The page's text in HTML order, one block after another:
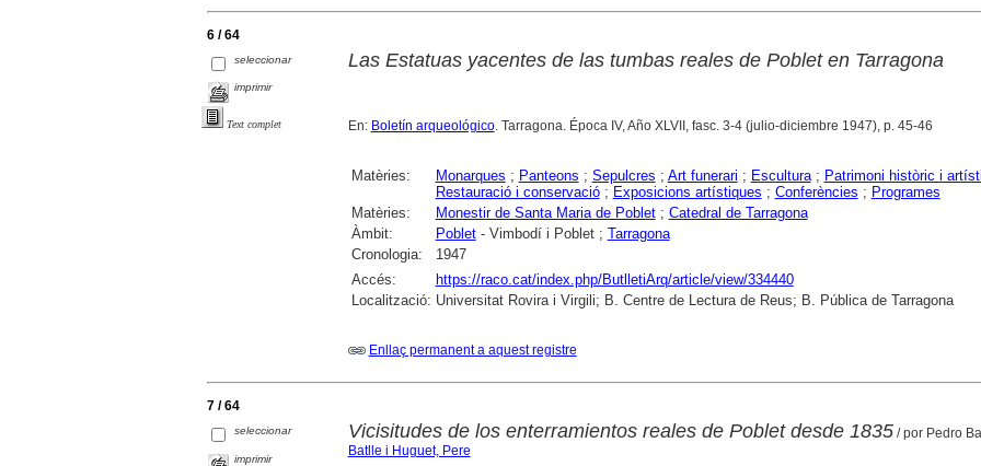
6 / 64
seleccionar
imprimir
Text complet
Las Estatuas yacentes de las tumbas reales de Poblet en Tarragona
En: Boletín arqueológico. Tarragona. Época IV, Año XLVII, fasc. 3-4 (julio-diciembre 1947), p. 45-46
Matèries: Monarques ; Panteons ; Sepulcres ; Art funerari ; Escultura; Patrimoni històric i
Restauració i conservació; Exposicions artístiques ; Conferències ; Programes
Matèries:
Monestir de Santa Maria de Poblet; Catedral de Tarragona
Àmbit:
Poblet- Vimbodí i Poblet ; Tarragona
Cronologia:
1947
Accés:
https://raco.cat/index.php/ButlletiArq/article/view/334440
Localització: Universitat Rovira i Virgili; B. Centre de Lectura de Reus; B. Pública de Tarragona
Enllaç permanent a aquest registre
7 / 64
seleccionar
imprimir
Vicisitudes de los enterramientos reales de Poblet desde 1835/ por Pedro
Batlle i Huguet, Pere